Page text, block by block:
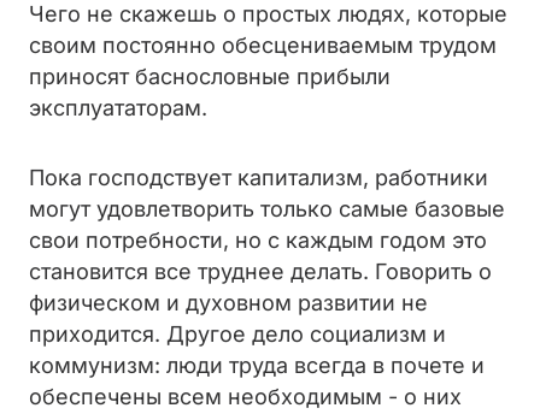
Чего не скажешь о простых людях, которые
своим постоянно обесцениваемым трудом
приносят баснословные прибыли
эксплуататорам.
Пока господствует капитализм, работники
могут удовлетворить только самые базовые
свои потребности, но с каждым годом это
становится все труднее делать. Говорить о
физическом и духовном развитии не
приходится. Другое дело социализм и
коммунизм: люди труда всегда в почете и
обеспечены всем необходимым - о них